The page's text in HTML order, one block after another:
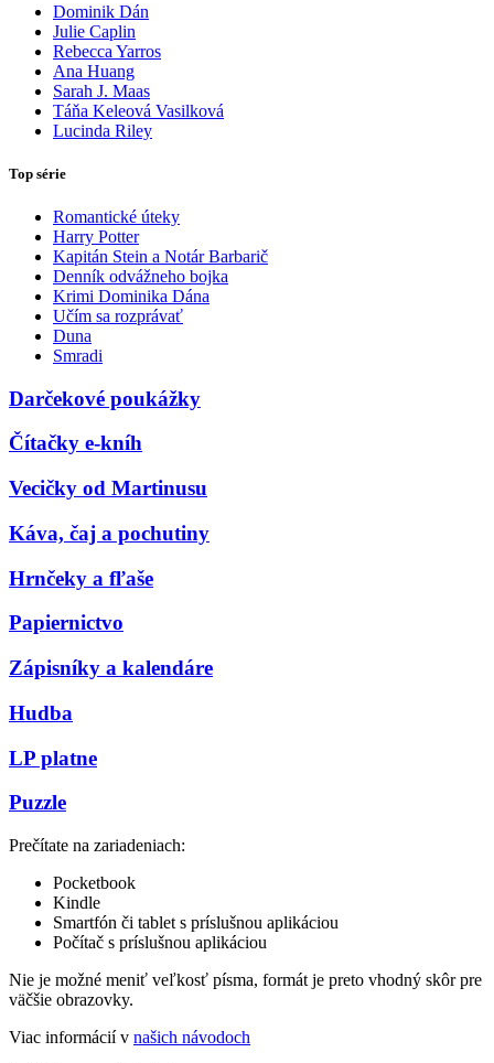
Dominik Dán
Julie Caplin
Rebecca Yarros
Ana Huang
Sarah J. Maas
Táňa Keleová Vasilková
Lucinda Riley
Top série
Romantické úteky
Harry Potter
Kapitán Stein a Notár Barbarič
Denník odvážneho bojka
Krimi Dominika Dána
Učím sa rozprávať
Duna
Smradi
Darčekové poukážky
Čítačky e-kníh
Vecičky od Martinusu
Káva, čaj a pochutiny
Hrnčeky a fľaše
Papiernictvo
Zápisníky a kalendáre
Hudba
LP platne
Puzzle
Prečítate na zariadeniach:
Pocketbook
Kindle
Smartfón či tablet s príslušnou aplikáciou
Počítač s príslušnou aplikáciou
Nie je možné meniť veľkosť písma, formát je preto vhodný skôr pre
väčšie obrazovky.
Viac informácií v našich návodoch